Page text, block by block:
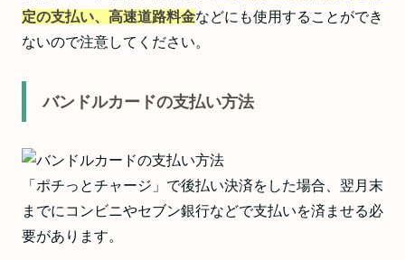
定の支払い、高速道路料金などにも使用することができ
ないので注意してください。
バンドルカードの支払い方法
「ポチっとチャージ」で後払い決済をした場合、翌月末
までにコンビニやセブン銀行などで支払いを済ませる必
要があります。